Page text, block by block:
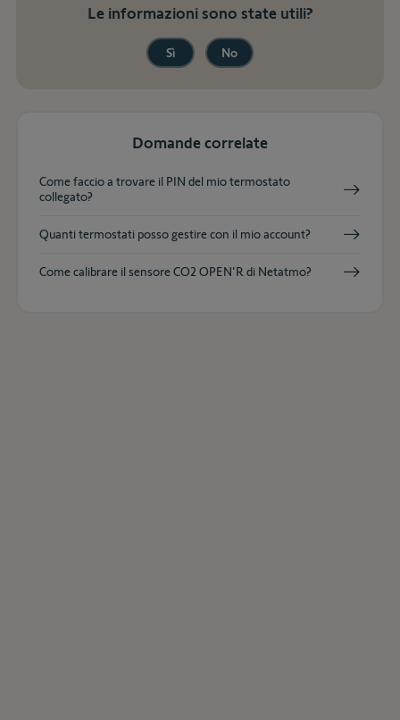
Le informazioni sono state utili?
Sì No
Domande correlate
Come faccio a trovare il PIN del mio termostato
collegato?
Quanti termostati posso gestire con il mio account?
Come calibrare il sensore CO2 OPEN'R di Netatmo?